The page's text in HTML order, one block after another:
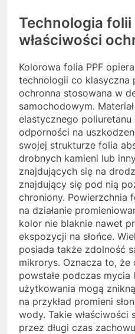
Technologia folii
właściwości
Kolorowa folia PPF
technologii co klasyczna
ochronna stosowana w
samochodowym.
elastycznego
odporności na
swojej strukturze folia
drobnych kamieni lub
znajdujących się na
znajdujący się pod nią
chroniony. Powierzchnia
na działanie
kolor nie blaknie nawet
ekspozycji na słońce.
posiada także zdolność
mikrorys. Oznacza to, że
powstałe podczas mycia
użytkowania mogą
na przykład promieni
wody. Takie właściwości
przez długi czas